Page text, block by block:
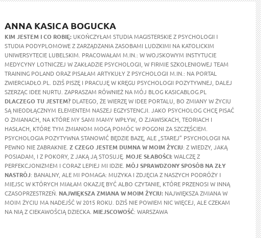
ANNA KASICA BOGUCKA
KIM JESTEM I CO ROBIĘ: UKOŃCZYŁAM STUDIA MAGISTERSKIE Z PSYCHOLOGII I
STUDIA PODYPLOMOWE Z ZARZĄDZANIA ZASOBAMI LUDZKIMI NA KATOLICKIM
UNIWERSYTECIE LUBELSKIM. PRACOWAŁAM M.IN.: W WOJSKOWYM INSTYTUCIE
MEDYCYNY LOTNICZEJ W ZAKŁADZIE PSYCHOLOGII, W FIRMIE SZKOLENIOWEJ TEAM
TRAINING POLAND ORAZ PISAŁAM ARTYKUŁY Z PSYCHOLOGII M.IN.: NA PORTAL
ZWIERCIADŁO.PL. DZIŚ PISZĘ I PRACUJĘ W KRĘGU PSYCHOLOGII POZYTYWNEJ, DALEJ
SZERZĄC IDEE NURTU. ZAPRASZAM RÓWNIEŻ NA MÓJ BLOG KASICABLOG.PL
DLACZEGO TU JESTEM? DLATEGO, ŻE WIERZĘ W IDEE PORTALU, BO ZMIANY W ŻYCIU
SĄ NIEODŁĄCZNYM ELEMENTEM NASZEJ EGZYSTENCJI. JAKO PSYCHOLOG CHCĘ PISAĆ
O ZMIANACH, NA KTÓRE MY SAMI MAMY WPŁYW, O ZJAWISKACH, TEORIACH I
HASŁACH, KTÓRE TYM ZMIANOM MOGĄ POMÓC W POGONI ZA SZCZĘŚCIEM.
PSYCHOLOGIA POZYTYWNA STANOWIĆ BĘDZIE BAZĘ, ALE „STAREJ” PSYCHOLOGII NA
PEWNO NIE ZABRAKNIE. Z CZEGO JESTEM DUMNAW MOIM ŻYCIU: Z WIEDZY, JAKĄ
POSIADAM, I Z POKORY, Z JAKĄ JĄ STOSUJĘ. MOJE SŁABOŚCI:WALCZĘ Z
PERFEKCJONIZMEM I CORAZ LEPIEJ MI IDZIE. MÓJ SPRAWDZONY SPOSÓB NA ZŁY
NASTRÓJ: BANALNY, ALE MI POMAGA: MUZYKA I ZDJĘCIA Z NASZYCH PODRÓŻY I
MIEJSC W KTÓRYCH MIAŁAM OKAZJĘ BYĆ ALBO CZYTANIE, KTÓRE PRZENOSI W INNĄ
CZASOPRZESTRZEŃ. NAJWIĘKSZA ZMIANA W MOIM ŻYCIU: NAJWIĘKSZA ZMIANA W
MOIM ŻYCIU MA NADEJŚĆ W 2015 ROKU. DZIŚ NIE POWIEM NIC WIĘCEJ, ALE CZEKAM
NA NIĄ Z CIEKAWOŚCIĄ DZIECKA. MIEJSCOWOŚĆ: WARSZAWA